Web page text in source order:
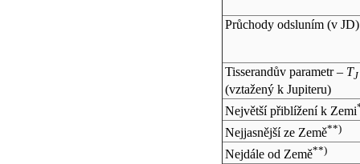
Průchody odsluním (v JD)
Tisserandův parametr – TJ
(vztažený k Jupiteru)
Největší přiblížení k Zemi
Nejjasnější ze Země**)
Nejdále od Země**)